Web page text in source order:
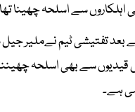
اہلکاروں سے اسلحہ چھینا
بعد تفتیشی ٹیم نےملیر
قیدیوں سے بھی اسلحہ
ہے۔